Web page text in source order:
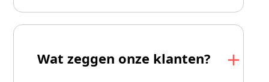
Wat zeggen onze klanten?